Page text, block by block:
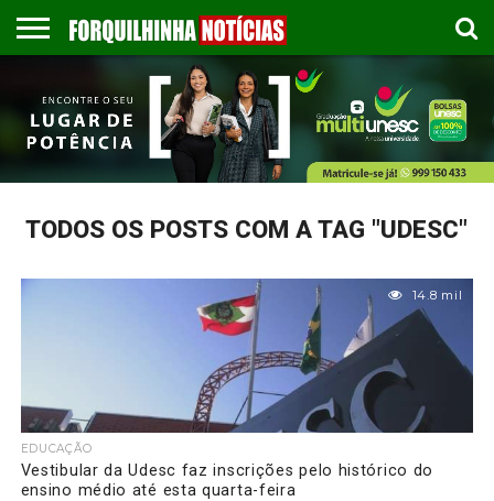
EMPREGOS
ESPORTES
PUBLICAÇÃO
LEGAL
GASTRONOMIA
CONTATO
TODOS OS POSTS COM A TAG "UDESC"
14.8 mil
EDUCAÇÃO
Vestibular da Udesc faz inscrições pelo histórico do
ensino médio até esta quarta-feira